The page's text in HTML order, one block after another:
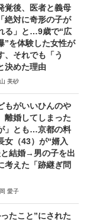
覚後、医者と義母
絶対に奇形の子が
る」と…9歳で“広
”を体験した女性が
、それでも「う
決めた理由
美砂
もがいいひんのや
離婚してしまった
」とも…京都の料
女（43）が“婿入
と結婚→男の子を出
考えた「跡継ぎ問
愛子
たこと”にされた